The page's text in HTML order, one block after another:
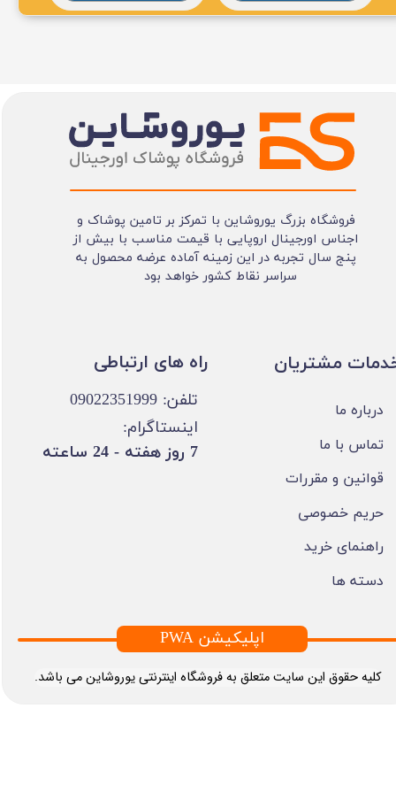
فروشگاه بزرگ یوروشاین با تمرکز بر تامین پوشاک و
اجناس اورجینال اروپایی با قیمت مناسب با بیش از
پنج سال تجربه در این زمینه آماده عرضه محصول به
سراسر نقاط کشور خواهد بود
​کلیه حقوق این سایت متعلق به فروشگاه اینترنتی یوروشاین می باشد.
مشتریان
درباره ما
تماس با ما
قوانین و مقررات
حریم خصوصی
راهنمای خرید
دسته ها
تلفن: 09022351999
اینستاگرام:
​7 روز هفته - 24 ساعته ​​​​​​​
PWA اپلیکیشن
​​راه های ارتباطی